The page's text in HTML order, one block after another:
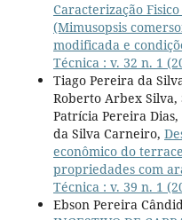
Caracterização
(Mimusopsis
modificada e
Técnica : v. 32 n. 1
Tiago Pereira da
Roberto Arbex Silva,
Patrícia Pereira
da Silva Carneiro,
econômico do
propriedades com
Técnica : v. 39 n. 1
Ebson Pereira